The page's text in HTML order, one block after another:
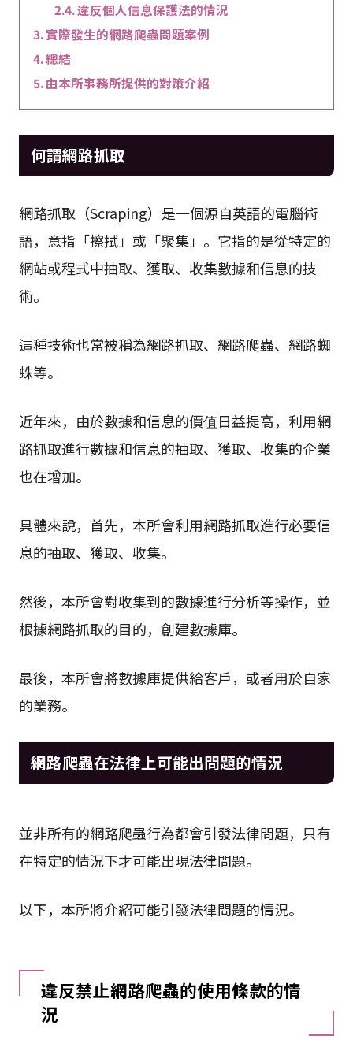
違反個人信息保護法的情況
實際發生的網路爬蟲問題案例
總結
由本所事務所提供的對策介紹
何謂網路抓取
網路抓取（Scraping）是一個源自英語的電腦術
語，意指「擦拭」或「聚集」。它指的是從特定的
網站或程式中抽取、獲取、收集數據和信息的技
術。
這種技術也常被稱為網路抓取、網路爬蟲、網路蜘
蛛等。
近年來，由於數據和信息的價值日益提高，利用網
路抓取進行數據和信息的抽取、獲取、收集的企業
也在增加。
具體來說，首先，本所會利用網路抓取進行必要信
息的抽取、獲取、收集。
然後，本所會對收集到的數據進行分析等操作，並
根據網路抓取的目的，創建數據庫。
最後，本所會將數據庫提供給客戶，或者用於自家
的業務。
網路爬蟲在法律上可能出問題的情況
並非所有的網路爬蟲行為都會引發法律問題，只有
在特定的情況下才可能出現法律問題。
以下，本所將介紹可能引發法律問題的情況。
違反禁止網路爬蟲的使用條款的情
況